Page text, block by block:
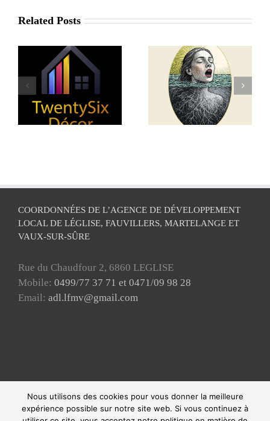
Related Posts
Art de la Psyché
Dazax.io : un
partenaire local
pour sécuriser
vos données !
COORDONNÉES DE L’AGENCE DE DÉVELOPPEMENT
LOCAL DE LÉGLISE, FAUVILLERS, MARTELANGE ET
VAUX-SUR-SÛRE
Rue du Chaudfour 2, 6860 LEGLISE
Mobile: 0499/77 37 71 et 0471/09 98 28
Email: adl.lfmv@gmail.com
Copyright ADL Léglise-Fauvillers-Martelange-Vaux-sur-Sûre 2021 © Tous
droits réservés |
| Powered by
Nous utilisons des cookies pour vous donner la meilleure
expérience possible sur notre site web. Si vous continuez à